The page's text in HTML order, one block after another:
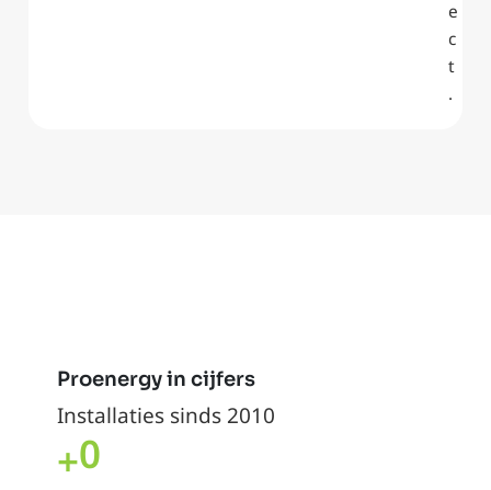
e
c
t
.
Proenergy in cijfers
Installaties sinds 2010
+0